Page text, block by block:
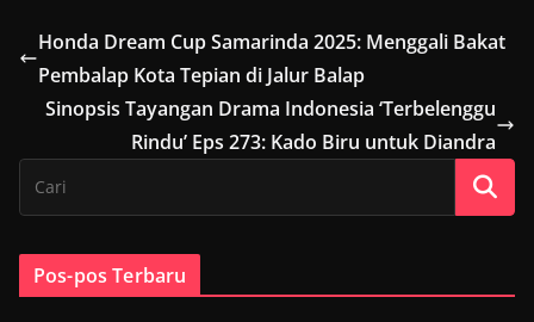
Honda Dream Cup Samarinda 2025: Menggali Bakat
Pembalap Kota Tepian di Jalur Balap
Sinopsis Tayangan Drama Indonesia ‘Terbelenggu
Rindu’ Eps 273: Kado Biru untuk Diandra
Pos-pos Terbaru